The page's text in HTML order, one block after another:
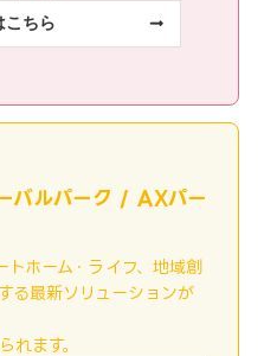
こちら
バルパーク / AXパー
ホーム・ライフ、地域創
る最新ソリューションが
れます。